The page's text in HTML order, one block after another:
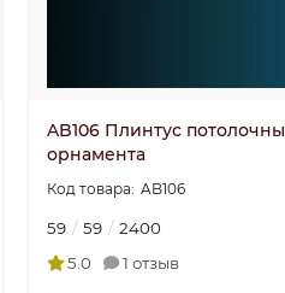
AB106 Плинтус
орнамента
AB106
59 59
2400
5.0
1 отзыв